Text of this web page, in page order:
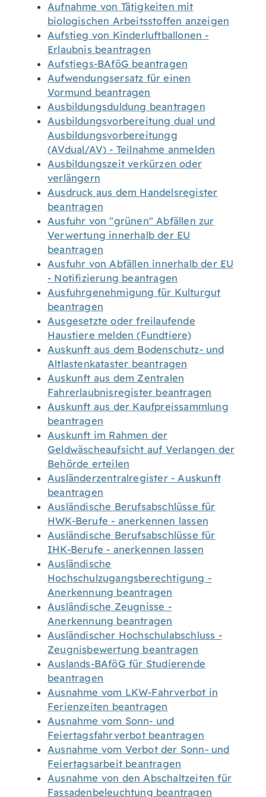
Aufnahme von Tätigkeiten mit
biologischen Arbeitsstoffen anzeigen
Aufstieg von Kinderluftballonen -
Erlaubnis beantragen
Aufstiegs-BAföG beantragen
Aufwendungsersatz für einen
Vormund beantragen
Ausbildungsduldung beantragen
Ausbildungsvorbereitung dual und
Ausbildungsvorbereitungg
(AVdual/AV) - Teilnahme anmelden
Ausbildungszeit verkürzen oder
verlängern
Ausdruck aus dem Handelsregister
beantragen
Ausfuhr von "grünen" Abfällen zur
Verwertung innerhalb der EU
beantragen
Ausfuhr von Abfällen innerhalb der EU
- Notifizierung beantragen
Ausfuhrgenehmigung für Kulturgut
beantragen
Ausgesetzte oder freilaufende
Haustiere melden (Fundtiere)
Auskunft aus dem Bodenschutz- und
Altlastenkataster beantragen
Auskunft aus dem Zentralen
Fahrerlaubnisregister beantragen
Auskunft aus der Kaufpreissammlung
beantragen
Auskunft im Rahmen der
Geldwäscheaufsicht auf Verlangen der
Behörde erteilen
Ausländerzentralregister - Auskunft
beantragen
Ausländische Berufsabschlüsse für
HWK-Berufe - anerkennen lassen
Ausländische Berufsabschlüsse für
IHK-Berufe - anerkennen lassen
Ausländische
Hochschulzugangsberechtigung -
Anerkennung beantragen
Ausländische Zeugnisse -
Anerkennung beantragen
Ausländischer Hochschulabschluss -
Zeugnisbewertung beantragen
Auslands-BAföG für Studierende
beantragen
Ausnahme vom LKW-Fahrverbot in
Ferienzeiten beantragen
Ausnahme vom Sonn- und
Feiertagsfahrverbot beantragen
Ausnahme vom Verbot der Sonn- und
Feiertagsarbeit beantragen
Ausnahme von den Abschaltzeiten für
Fassadenbeleuchtung beantragen